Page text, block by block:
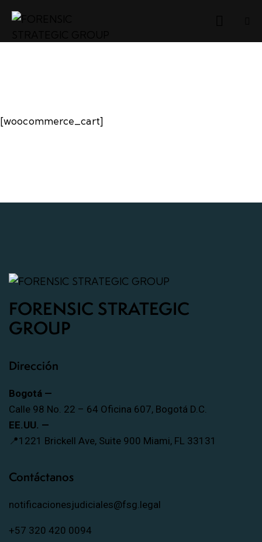
[woocommerce_cart]
FORENSIC STRATEGIC
GROUP
Dirección
Bogotá —
Calle 98 No. 22 – 64 Oficina 607, Bogotá D.C.
EE.UU. —
📍1221 Brickell Ave, Suite 900 Miami, FL 33131
Contáctanos
notificacionesjudiciales@fsg.legal
+57 320 420 0094